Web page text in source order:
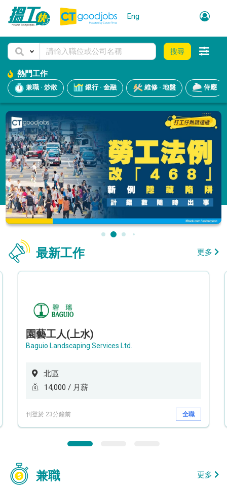
Eng
搜尋
熱門工作
兼職 · 炒散 銀行 · 金融 維修 · 地盤 侍應
最新工作 更多
園藝工人(上水)
Baguio Landscaping Services Ltd.
北區
14,000 / 月薪
刊登於 23分鐘前 全職
兼職 更多